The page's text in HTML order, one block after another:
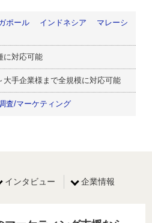
ポール インドネシア
マレーシ
に対応可能
手企業様まで全規模に対応可能
査/マーケティング
インタビュー 企業情報